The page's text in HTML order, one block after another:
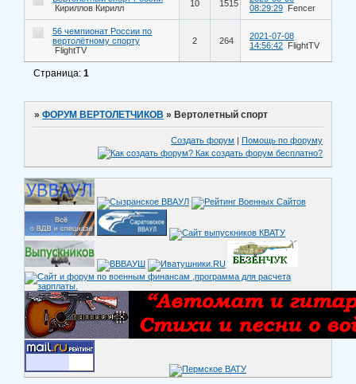
Кириллов Кирилл
10 1515
08:29:29 Fencer
56 чемпионат России по
вертолётному спорту
FlightTV
2 264
2021-07-08
14:56:42 FlightTV
Страница:1
»ФОРУМ ВЕРТОЛЕТЧИКОВ » Вертолетный спорт
Создать форум | Помощь по форуму